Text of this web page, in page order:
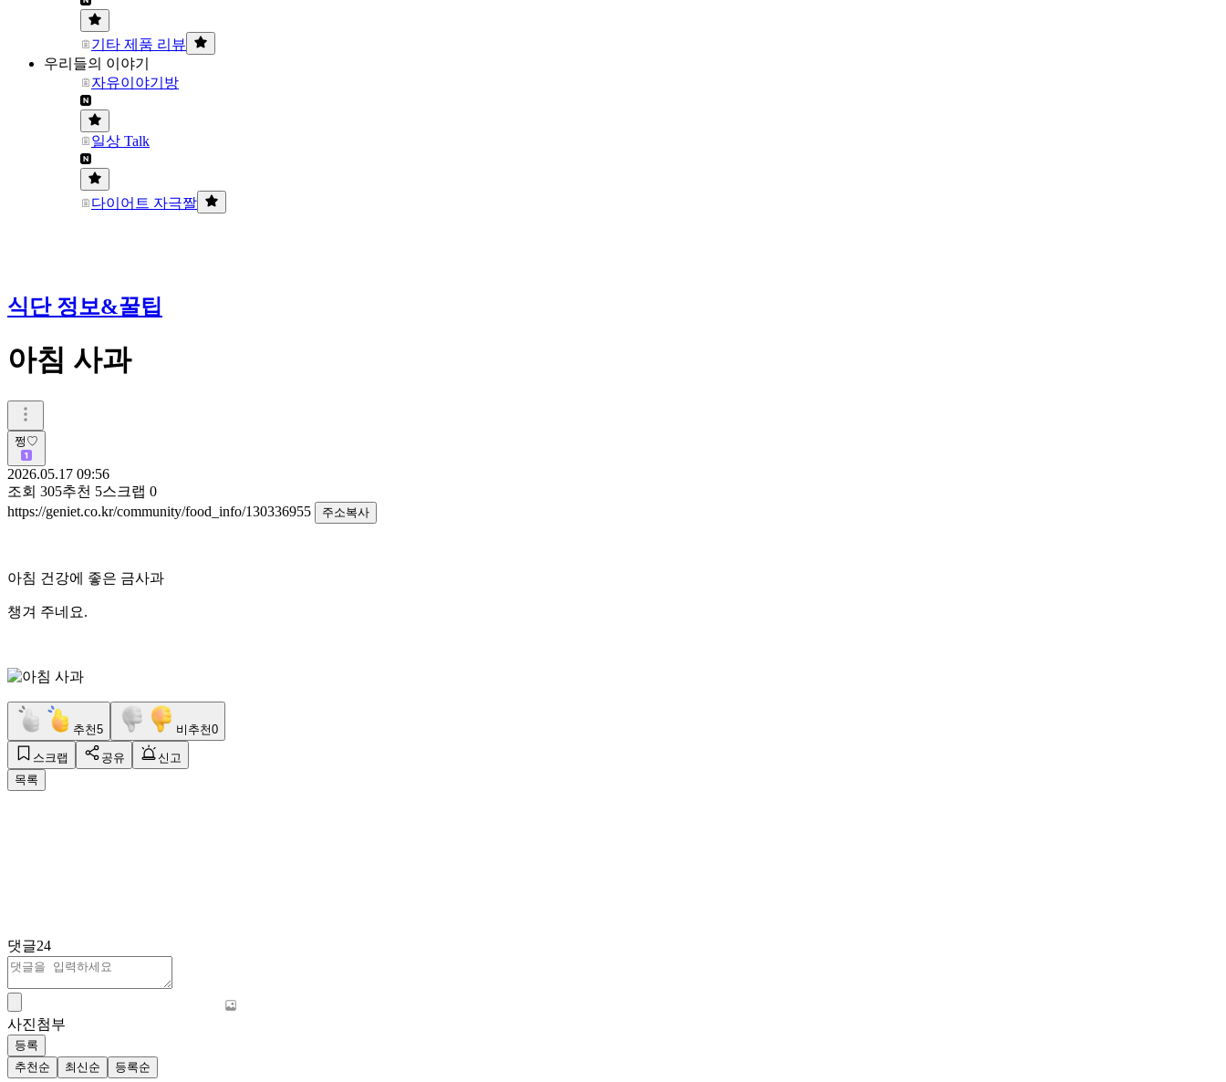
기타 제품 리뷰
우리들의 이야기
자유이야기방
일상 Talk
다이어트 자극짤
식단 정보&꿀팁
아침 사과
쩡♡
2026.05.17 09:56
조회 305추천 5스크랩 0
https://geniet.co.kr/community/food_info/130336955
주소복사
아침 건강에 좋은 금사과
챙겨 주네요.
추천5 비추천0
스크랩 공유
신고
목록
댓글24
사진첨부
등록
추천순
최신순 등록순